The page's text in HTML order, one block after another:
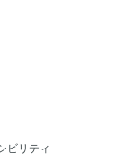
ビリティ